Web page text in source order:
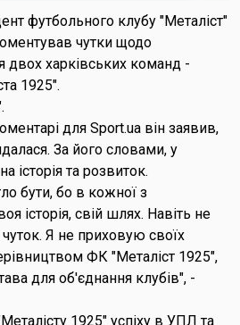
футбольного клубу "Металіст"
чутки щодо
двох харківських команд -
1925".
для Sport.ua він заявив,
За його словами, у
історія та розвиток.
бути, бо в кожної з
історія, свій шлях. Навіть не
чуток. Я не приховую своїх
ФК "Металіст 1925",
для об'єднання клубів", -
1925" успіху в УПЛ та